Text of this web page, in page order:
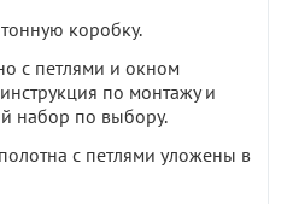
коробку.
с петлями и окном
по монтажу и
набор по выбору.
с петлями уложены в